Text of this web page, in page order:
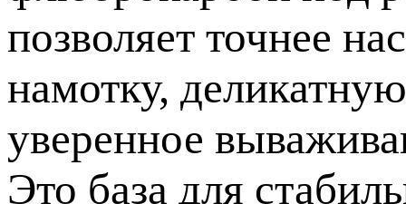
позволяет точнее
намотку,
уверенное
Это база для